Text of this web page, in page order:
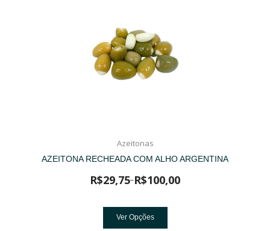
Azeitonas
AZEITONA RECHEADA COM ALHO ARGENTINA
R$29,75–R$100,00
Ver Opções